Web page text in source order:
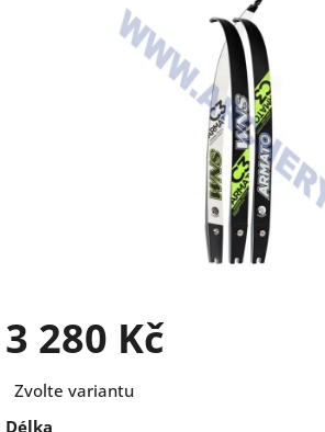
3 280 Kč
cena:
Zvolte variantu
Délka